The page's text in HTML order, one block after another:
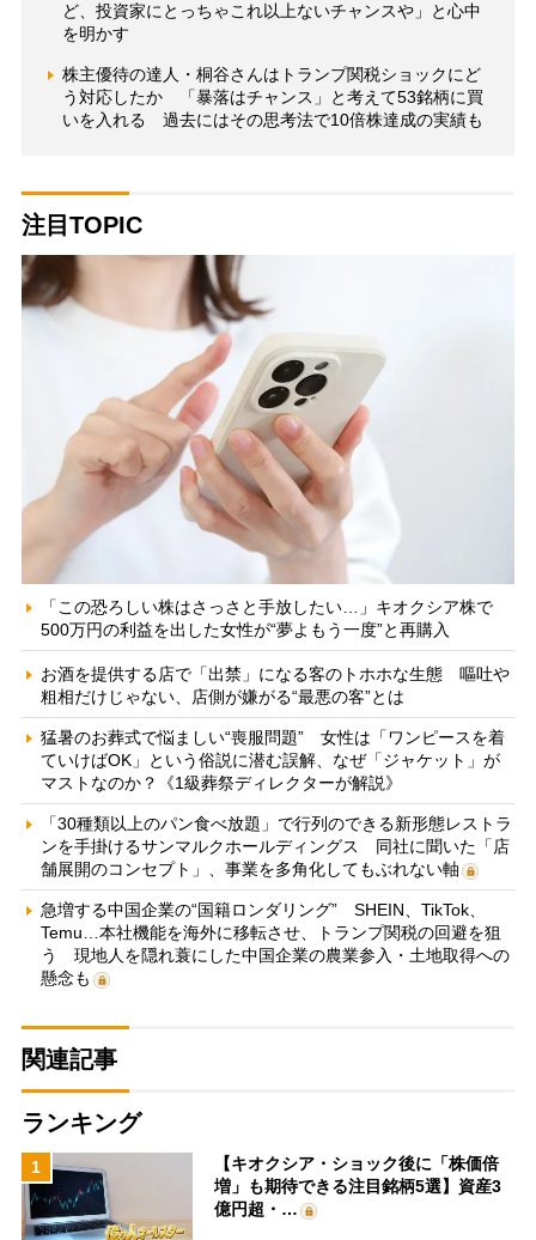
ど、投資家にとっちゃこれ以上ないチャンスや」と心中
を明かす
株主優待の達人・桐谷さんはトランプ関税ショックにど
う対応したか 「暴落はチャンス」と考えて53銘柄に買
いを入れる 過去にはその思考法で10倍株達成の実績も
注目TOPIC
「この恐ろしい株はさっさと手放したい…」キオクシア株で
500万円の利益を出した女性が“夢よもう一度”と再購入
お酒を提供する店で「出禁」になる客のトホホな生態 嘔吐や
粗相だけじゃない、店側が嫌がる“最悪の客”とは
猛暑のお葬式で悩ましい“喪服問題” 女性は「ワンピースを着
ていけばOK」という俗説に潜む誤解、なぜ「ジャケット」が
マストなのか？《1級葬祭ディレクターが解説》
「30種類以上のパン食べ放題」で行列のできる新形態レストラ
ンを手掛けるサンマルクホールディングス 同社に聞いた「店
舗展開のコンセプト」、事業を多角化してもぶれない軸
急増する中国企業の“国籍ロンダリング” SHEIN、TikTok、
Temu…本社機能を海外に移転させ、トランプ関税の回避を狙
う 現地人を隠れ蓑にした中国企業の農業参入・土地取得への
懸念も
関連記事
ランキング
1
【キオクシア・ショック後に「株価倍
増」も期待できる注目銘柄5選】資産3
億円超・…